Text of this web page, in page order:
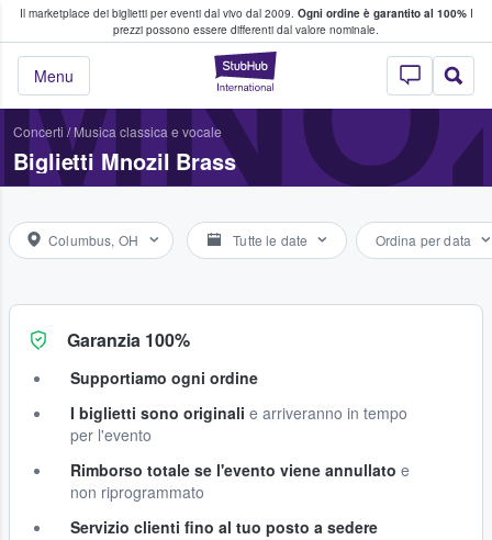
Il marketplace dei biglietti per eventi dal vivo dal 2009. Ogni ordine è garantito al 100%I
prezzi possono essere differenti dal valore nominale.
StubHub - Dove
Menu
fan comprano e vendono biglietti
Concerti / Musica classica e vocale
Biglietti Mnozil Brass
Columbus, OH Tutte le date Ordina per data
Garanzia 100%
Supportiamo ogni ordine
I biglietti sono originali e arriveranno in tempo
per l'evento
Rimborso totale se l'evento viene annullato e
non riprogrammato
Servizio clienti fino al tuo posto a sedere